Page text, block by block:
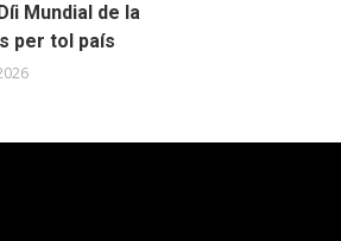
Mundial de la
per tol país